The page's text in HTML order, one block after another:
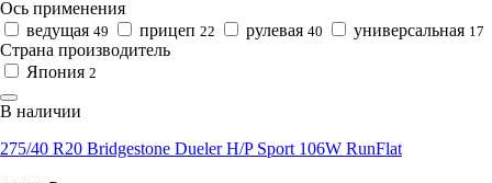
Ось применения
ведущая 49 прицеп 22 рулевая 40 универсальная 17
Страна производитель
Япония 2
В наличии
275/40 R20 Bridgestone Dueler H/P Sport 106W RunFlat